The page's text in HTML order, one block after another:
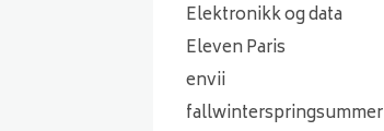
Elektronikk og data
Eleven Paris
envii
fallwinterspringsummer